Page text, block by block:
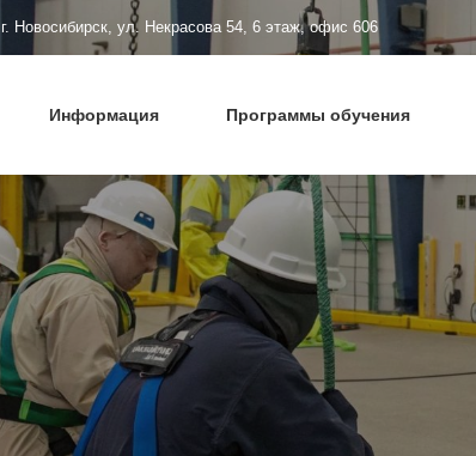
г. Новосибирск, ул. Некрасова 54, 6 этаж, офис 606
Информация Программы обучения